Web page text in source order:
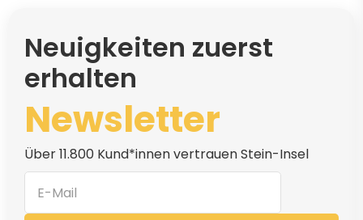
Neuigkeiten zuerst
erhalten
Newsletter
Über 11.800 Kund*innen vertrauen Stein-Insel